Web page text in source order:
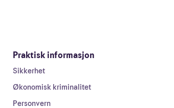
Praktisk informasjon
Sikkerhet
Økonomisk kriminalitet
Personvern